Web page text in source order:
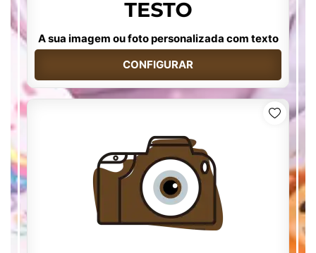
A sua imagem ou foto personalizada com texto
CONFIGURAR